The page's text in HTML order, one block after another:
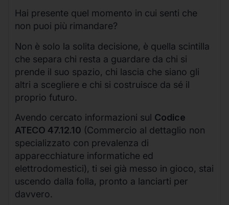
Hai presente quel momento in cui senti che
non puoi più rimandare?
Non è solo la solita decisione, è quella scintilla
che separa chi resta a guardare da chi si
prende il suo spazio, chi lascia che siano gli
altri a scegliere e chi si costruisce da sé il
proprio futuro.
Avendo cercato informazioni sul Codice
ATECO 47.12.10 (Commercio al dettaglio non
specializzato con prevalenza di
apparecchiature informatiche ed
elettrodomestici), ti sei già messo in gioco, stai
uscendo dalla folla, pronto a lanciarti per
davvero.